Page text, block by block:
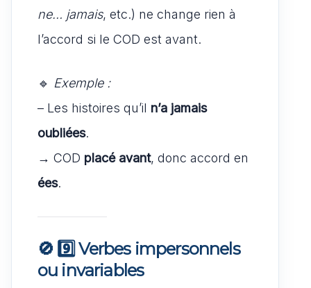
ne… jamais, etc.) ne change rien à
l’accord si le COD est avant.
🔹 Exemple :
– Les histoires qu’il n’a jamais
oubliées.
→ COD placé avant, donc accord en
ées.
🚫 9️⃣ Verbes impersonnels
ou invariables